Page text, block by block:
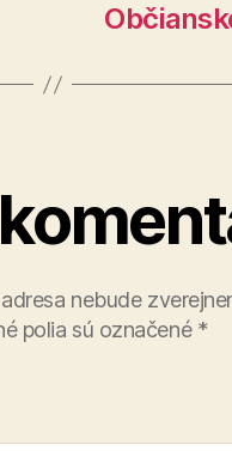
nebude
polia sú označené *